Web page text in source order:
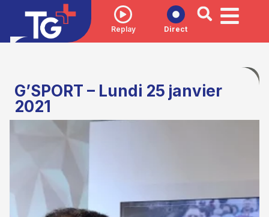
Replay Direct
G’SPORT – Lundi 25 janvier
2021